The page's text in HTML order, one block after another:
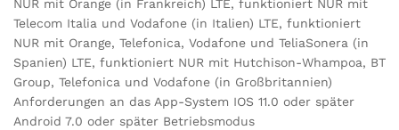
NUR mit Orange (in Frankreich) LTE, funktioniert NUR mit
Telecom Italia und Vodafone (in Italien) LTE, funktioniert
NUR mit Orange, Telefonica, Vodafone und TeliaSonera (in
Spanien) LTE, funktioniert NUR mit Hutchison-Whampoa, BT
Group, Telefonica und Vodafone (in Großbritannien)
Anforderungen an das App-System IOS 11.0 oder später
Android 7.0 oder später Betriebsmodus